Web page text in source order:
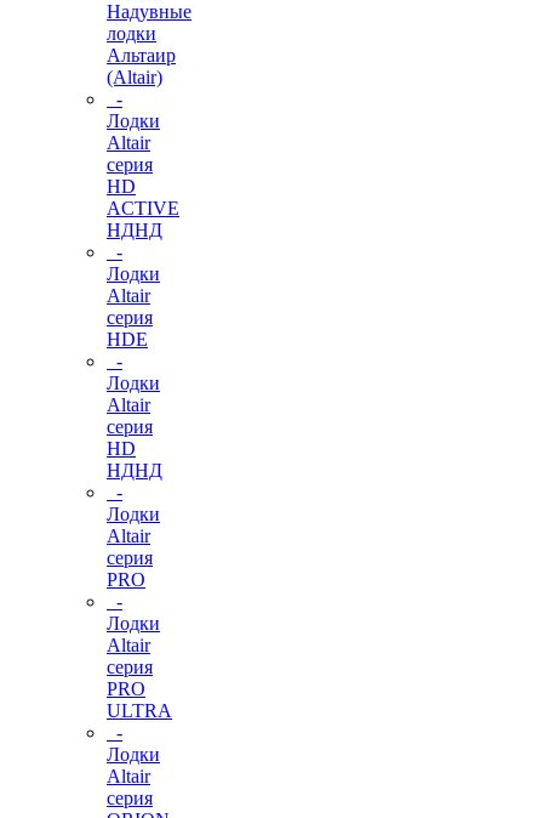
Надувные
лодки
Альтаир
(Altair)
-
Лодки
Altair
серия
HD
ACTIVE
НДНД
-
Лодки
Altair
серия
HDE
-
Лодки
Altair
серия
HD
НДНД
-
Лодки
Altair
серия
PRO
-
Лодки
Altair
серия
PRO
ULTRA
-
Лодки
Altair
серия